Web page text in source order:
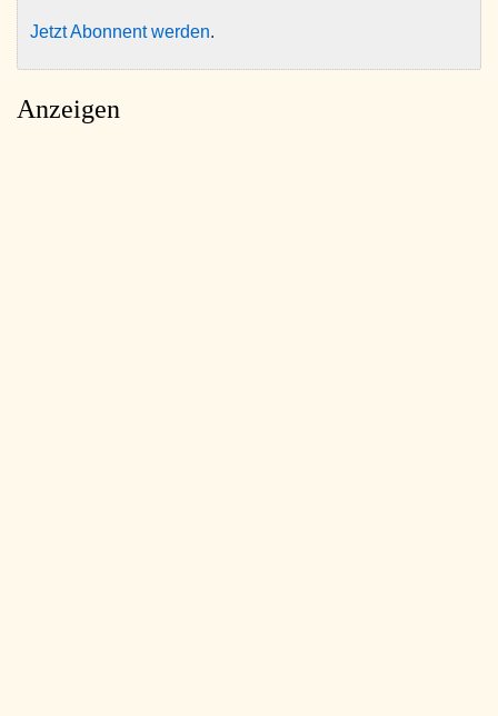
Jetzt Abonnent werden.
Anzeigen